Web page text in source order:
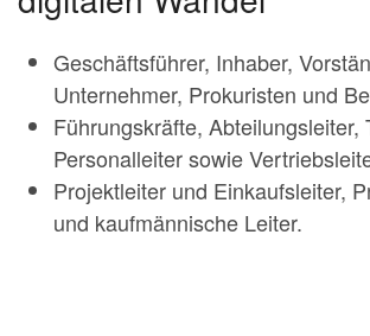
Geschäftsführer, Inhaber,
Unternehmer, Prokuristen und
Führungskräfte, Abteilungsleiter,
Personalleiter sowie
Projektleiter und Einkaufsleiter,
und kaufmännische Leiter.